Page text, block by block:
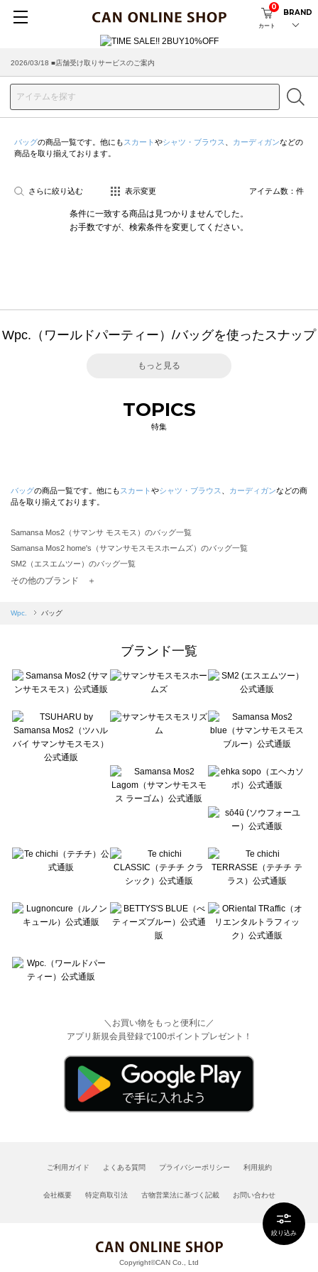
カート
0
BRAND
2026/03/18 ■店舗受け取りサービスのご案内
絞り込み
バッグの商品一覧です。他にも スカート やシャツ・ブラウス カーディガンなどの
商品を取り揃えております。
さらに絞り込む 表示変更 アイテム数： 件
条件に一致する商品は見つかりませんでした。
お手数ですが、検索条件を変更してください。
Wpc.（ワールドパーティー）/バッグを使ったスナップ
もっと見る
TOPICS
特集
バッグの商品一覧です。他にも スカート やシャツ・ブラウス カーディガンなどの商
品を取り揃えております。
Samansa Mos2（サマンサ モスモス）のバッグ一覧
Samansa Mos2 home's（サマンサモスモスホームズ）のバッグ一覧
SM2（エスエムツー）のバッグ一覧
TSUHARU by Samansa Mos2（ツハルバイサマンサモスモス）のバッグ一覧
Samansa Mos2 blue（サマンサモスモス ブルー）のバッグ一覧
sō4ū（ソウフォーユー）のバッグ一覧
Te chichi（テチチ）のバッグ一覧
Te chichi CLASSIC（テチチ クラシック）のバッグ一覧
Lugnoncure（ルノンキュール）のバッグ一覧
BETTY'S BLUE（べティーズブルー）のバッグ一覧
Wpc.（ワールドパーティー）のバッグ一覧
その他のブランド ＋
Wpc. バッグ
ブランド一覧
＼お買い物をもっと便利に／
アプリ新規会員登録で100ポイントプレゼント！
ご利用ガイド よくある質問 プライバシーポリシー 利用規約
会社概要 特定商取引法 古物営業法に基づく記載 お問い合わせ
Copyright©CAN Co., Ltd